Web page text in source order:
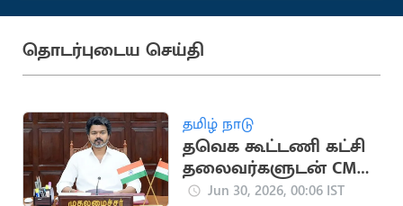
தொடர்புடைய செய்தி
தமிழ் நாடு
தவெக கூட்டணி கட்சி
தலைவர்களுடன் CM
விஜய் நாளை
Jun 30, 2026, 00:06 IST